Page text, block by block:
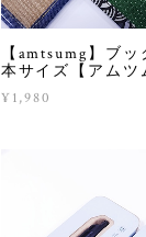
【amtsumg】ブ
本サイズ【アムツ
¥1,980